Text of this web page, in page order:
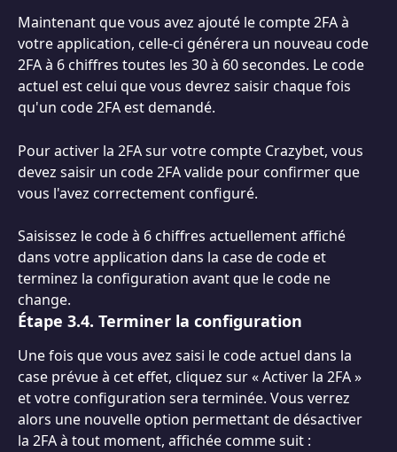
Maintenant que vous avez ajouté le compte 2FA à
votre application, celle-ci générera un nouveau code
2FA à 6 chiffres toutes les 30 à 60 secondes. Le code
actuel est celui que vous devrez saisir chaque fois
qu'un code 2FA est demandé.
Pour activer la 2FA sur votre compte Crazybet, vous
devez saisir un code 2FA valide pour confirmer que
vous l'avez correctement configuré.
Saisissez le code à 6 chiffres actuellement affiché
dans votre application dans la case de code et
terminez la configuration avant que le code ne
change.
Étape 3.4. Terminer la configuration
Une fois que vous avez saisi le code actuel dans la
case prévue à cet effet, cliquez sur « Activer la 2FA »
et votre configuration sera terminée. Vous verrez
alors une nouvelle option permettant de désactiver
la 2FA à tout moment, affichée comme suit :